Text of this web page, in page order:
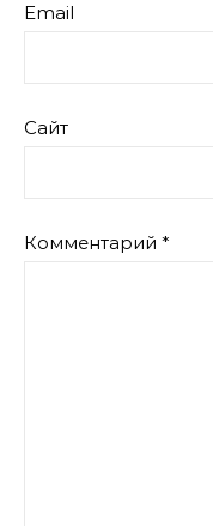
Email
Сайт
Комментарий *